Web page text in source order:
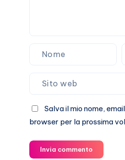
Salva il mio nome,
browser per la prossima
Invia commento